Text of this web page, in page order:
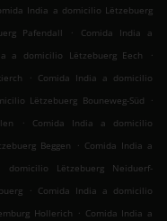
India a domicilio Lëtzebuerg
Pafendall .
Comida India a
a domicilio Lëtzebuerg Eech
.
. Comida India a domicilio
Lëtzebuerg Bouneweg-Süd
.
.
Comida India a domicilio
Beggen . Comida India a
Lëtzebuerg Neiduerf-
. Comida India a domicilio
Hollerich . Comida India a